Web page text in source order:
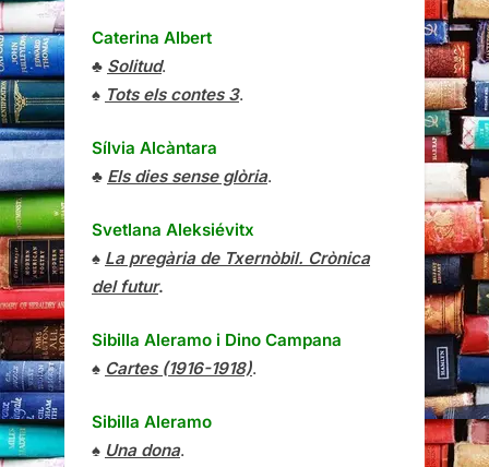
Caterina Albert
♣ Solitud.
♠ Tots els contes 3.
Sílvia Alcàntara
♣ Els dies sense glòria.
Svetlana Aleksiévitx
♠ La pregària de Txernòbil. Crònica
del futur.
Sibilla Aleramo i Dino Campana
♠ Cartes (1916-1918).
Sibilla Aleramo
♠ Una dona.